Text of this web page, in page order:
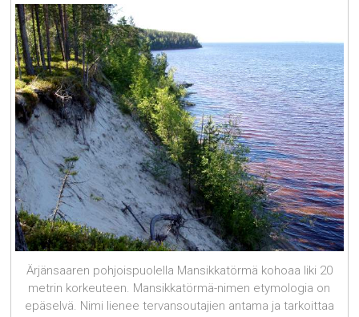
Ärjänsaaren pohjoispuolella Mansikkatörmä kohoaa liki 20
metrin korkeuteen. Mansikkatörmä-nimen etymologia on
epäselvä. Nimi lienee tervansoutajien antama ja tarkoittaa